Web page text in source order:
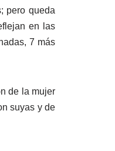
pero queda
en las
7 más
de la mujer
suyas y de